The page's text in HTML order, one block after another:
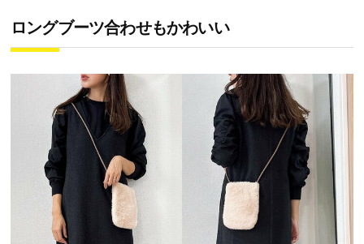
ロングブーツ合わせもかわいい